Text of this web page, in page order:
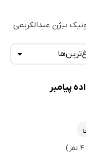
بیژن عبدالکریمی
پیامبر